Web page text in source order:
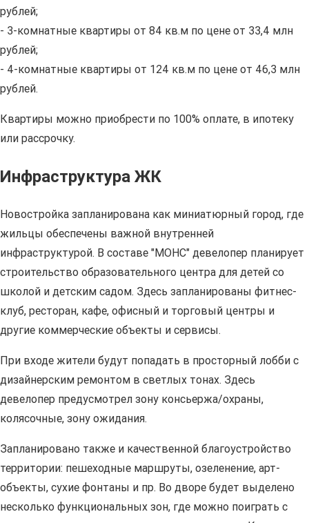
рублей;
- 3-комнатные квартиры от 84 кв.м по цене от 33,4 млн
рублей;
- 4-комнатные квартиры от 124 кв.м по цене от 46,3 млн
рублей.
Квартиры можно приобрести по 100% оплате, в ипотеку
или рассрочку.
Инфраструктура ЖК
Новостройка запланирована как миниатюрный город, где
жильцы обеспечены важной внутренней
инфраструктурой. В составе "МОНС" девелопер планирует
строительство образовательного центра для детей со
школой и детским садом. Здесь запланированы фитнес-
клуб, ресторан, кафе, офисный и торговый центры и
другие коммерческие объекты и сервисы.
При входе жители будут попадать в просторный лобби с
дизайнерским ремонтом в светлых тонах. Здесь
девелопер предусмотрел зону консьержа/охраны,
колясочные, зону ожидания.
Запланировано также и качественной благоустройство
территории: пешеходные маршруты, озеленение, арт-
объекты, сухие фонтаны и пр. Во дворе будет выделено
несколько функциональных зон, где можно поиграть с